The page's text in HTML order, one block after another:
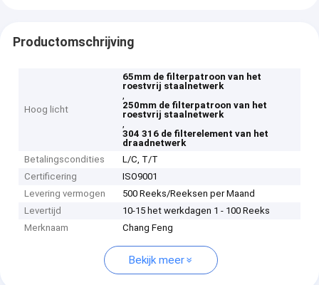
Productomschrijving
Hoog licht
65mm de filterpatroon van het
roestvrij staalnetwerk
,
250mm de filterpatroon van het
roestvrij staalnetwerk
,
304 316 de filterelement van het
draadnetwerk
Betalingscondities
L/C, T/T
Certificering
ISO9001
Levering vermogen
500 Reeks/Reeksen per Maand
Levertijd
10-15 het werkdagen 1 - 100 Reeks
Merknaam
Chang Feng
Bekijk meer